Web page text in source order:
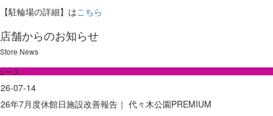
【駐輪場の詳細】はこちら
店舗からのお知らせ
Store News
ース
07-14
年7月度休館日施設改善報告｜ 代々木公園PREMIUM